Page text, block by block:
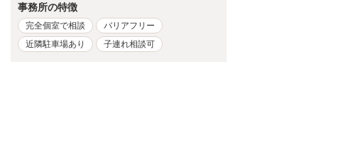
事務所の特徴
完全個室で相談
バリアフリー
近隣駐車場あり
子連れ相談可